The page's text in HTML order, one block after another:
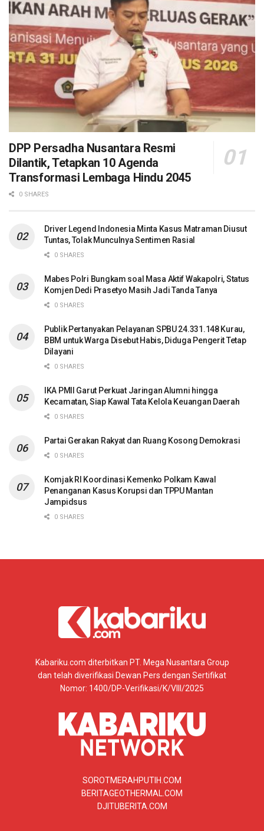
DPP Persadha Nusantara Resmi
Dilantik, Tetapkan 10 Agenda
Transformasi Lembaga Hindu 2045
0 SHARES
Driver Legend Indonesia Minta Kasus Matraman Diusut
Tuntas, Tolak Munculnya Sentimen Rasial
0 SHARES
Mabes Polri Bungkam soal Masa Aktif Wakapolri, Status
Komjen Dedi Prasetyo Masih Jadi Tanda Tanya
0 SHARES
Publik Pertanyakan Pelayanan SPBU 24.331.148 Kurau,
BBM untuk Warga Disebut Habis, Diduga Pengerit Tetap
Dilayani
0 SHARES
IKA PMII Garut Perkuat Jaringan Alumni hingga
Kecamatan, Siap Kawal Tata Kelola Keuangan Daerah
0 SHARES
Partai Gerakan Rakyat dan Ruang Kosong Demokrasi
0 SHARES
Komjak RI Koordinasi Kemenko Polkam Kawal
Penanganan Kasus Korupsi dan TPPU Mantan
Jampidsus
0 SHARES
Kabariku.com diterbitkan PT. Mega Nusantara Group
dan telah diverifikasi Dewan Pers dengan Sertifikat
Nomor: 1400/DP-Verifikasi/K/VIII/2025
SOROTMERAHPUTIH.COM
BERITAGEOTHERMAL.COM
DJITUBERITA.COM